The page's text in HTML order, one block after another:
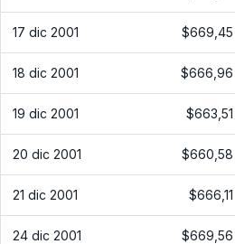
17 dic 2001 $669,45
18 dic 2001 $666,96
19 dic 2001 $663,51
20 dic 2001 $660,58
21 dic 2001 $666,11
24 dic 2001 $669,56